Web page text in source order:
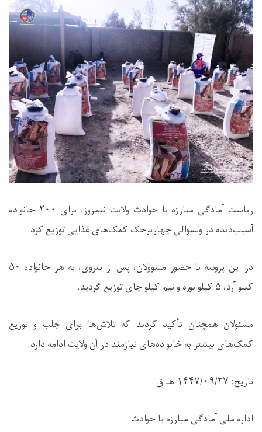
ریاست آمادگی مبارزه با حوادث ولایت نیمروز، برای ۲۰۰ خانواده
آسیب‌دیده در ولسوالی چهاربرجک کمک‌های غذایی توزیع کرد.
در این پروسه با حضور مسوولان، پس از سروی، به هر خانواده ۵۰
کیلو آرد، ۵ کیلو بوره و نیم کیلو چای توزیع گردید.
مسئولان همچنان تأکید کردند که تلاش‌ها برای جلب و توزیع
کمک‌های بیشتر به خانواده‌های نیازمند در آن ولایت ادامه دارد.
تاریخ: ۱۴۴۷/۰۹/۲۷ هـ ق
اداره ملی آمادگی مبارزه با حوادث